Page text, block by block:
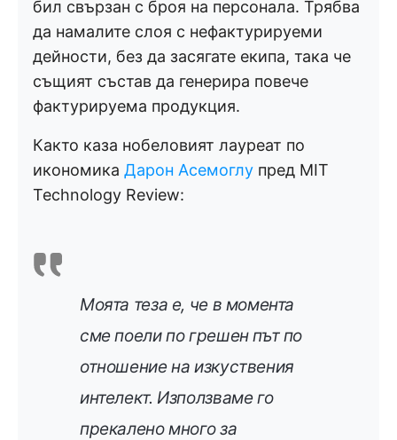
бил свързан с броя на персонала. Трябва
да намалите слоя с нефактурируеми
дейности, без да засягате екипа, така че
същият състав да генерира повече
фактурируема продукция.
Както каза нобеловият лауреат по
икономика Дарон Асемоглу пред MIT
Technology Review:
Моята теза е, че в момента
сме поели по грешен път по
отношение на изкуствения
интелект. Използваме го
прекалено много за